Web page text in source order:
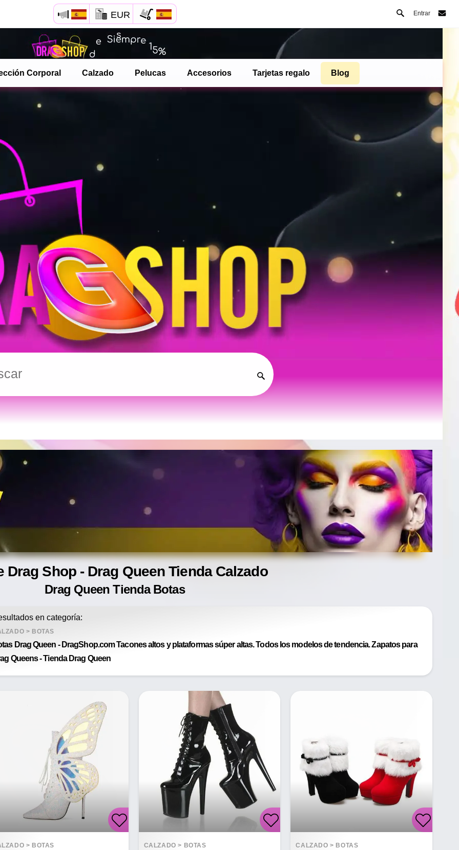
EUR Entrar
Corporal Calzado Pelucas Accesorios Tarjetas regalo Blog
Drag Shop - Drag Queen Tienda Calzado
Drag Queen Tienda Botas
en categoría:
> BOTAS
Drag Queen - DragShop.com Tacones altos y plataformas súper altas. Todos los modelos de tendencia. Zapatos para
Queens - Tienda Drag Queen
> BOTAS CALZADO > BOTAS CALZADO > BOTAS
Abre tu menú de Safari.
o toque el botón de safari como se muestra a la izquierda
y toca AÑADIR A LA PANTALLA DE INICIO
dragshop ahora está instalado como APLICACIÓN